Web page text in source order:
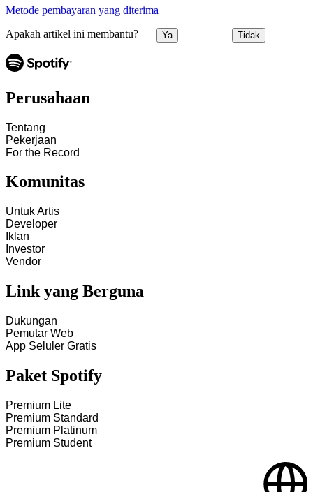
Metode pembayaran yang diterima
Apakah artikel ini membantu? Ya Tidak
Perusahaan
Tentang
Pekerjaan
For the Record
Komunitas
Untuk Artis
Developer
Iklan
Investor
Vendor
Link yang Berguna
Dukungan
Pemutar Web
App Seluler Gratis
Paket Spotify
Premium Lite
Premium Standard
Premium Platinum
Premium Student